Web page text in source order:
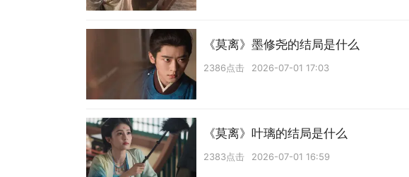
《莫离》墨修尧的结局是什么
2386点击 2026-07-01 17:03
《莫离》叶璃的结局是什么
2383点击 2026-07-01 16:59